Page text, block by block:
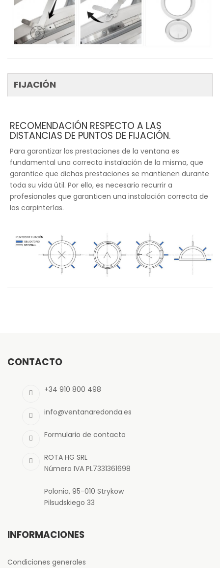
FIJACIÓN
RECOMENDACIÓN RESPECTO A LAS
DISTANCIAS DE PUNTOS DE FIJACIÓN.
Para garantizar las prestaciones de la ventana es
fundamental una correcta instalación de la misma, que
garantice que dichas prestaciones se mantienen durante
toda su vida útil. Por ello, es necesario recurrir a
profesionales que garanticen una instalación correcta de
las carpinterías.
CONTACTO
+34 910 800 498
info@ventanaredonda.es
Formulario de contacto
ROTA HG SRL
Número IVA PL7331361698
Polonia, 95-010 Strykow
Pilsudskiego 33
INFORMACIONES
Condiciones generales